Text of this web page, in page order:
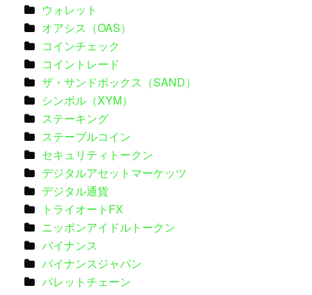
ウォレット
オアシス（OAS）
コインチェック
コイントレード
ザ・サンドボックス（SAND）
シンボル（XYM）
ステーキング
ステーブルコイン
セキュリティトークン
デジタルアセットマーケッツ
デジタル通貨
トライオートFX
ニッポンアイドルトークン
バイナンス
バイナンスジャパン
パレットチェーン